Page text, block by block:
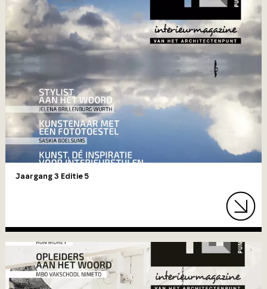
Jaargang 3 Editie 5